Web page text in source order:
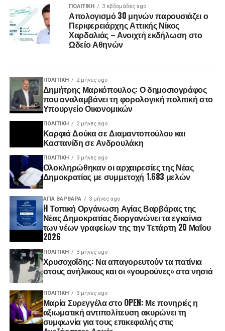
ΠΟΛΙΤΙΚΉ 3 εβδομάδες ago
Απολογισμό 30 μηνών παρουσιάζει ο
Περιφερειάρχης Αττικής Νίκος
Χαρδαλιάς – Ανοιχτή εκδήλωση στο
Ωδείο Αθηνών
ΠΟΛΙΤΙΚΉ 2 μήνες ago
Δημήτρης Μαρκόπουλος: Ο δημοσιογράφος
που αναλαμβάνει τη φορολογική πολιτική στο
Υπουργείο Οικονομικών
ΠΟΛΙΤΙΚΉ 2 μήνες ago
Καρφιά Δούκα σε Διαμαντοπούλου και
Καστανίδη σε Ανδρουλάκη
ΠΟΛΙΤΙΚΉ 3 μήνες ago
Ολοκληρώθηκαν οι αρχαιρεσίες της Νέας
Δημοκρατίας με συμμετοχή 1.683 μελών
ΑΓΙΑ ΒΑΡΒΑΡΑ 3 μήνες ago
H Τοπική Οργάνωση Αγίας Βαρβάρας της
Νέας Δημοκρατίας διοργανώνει τα εγκαίνια
των νέων γραφείων της την Τετάρτη 20 Μαΐου
2026
ΠΟΛΙΤΙΚΉ 3 μήνες ago
Χρυσοχοΐδης: Να απαγορευτούν τα πατίνια
στους ανήλικους και οι «γουρούνες» στα νησιά
ΠΟΛΙΤΙΚΉ 3 μήνες ago
Μαρία Συρεγγέλα στο OPEN: Με πονηριές η
αξιωματική αντιπολίτευση ακυρώνει τη
συμφωνία για τους επικεφαλής στις